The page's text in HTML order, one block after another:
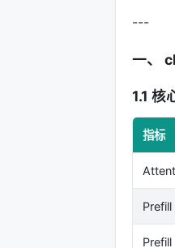
---
一、
1.1 核
指标